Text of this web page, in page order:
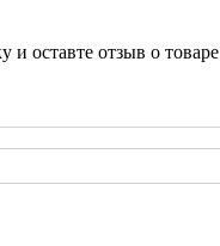
оставте отзыв о товаре